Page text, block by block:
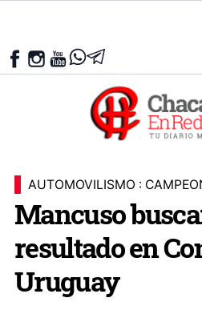
AUTOMOVILISMO :
Mancuso
resultado en
Uruguay